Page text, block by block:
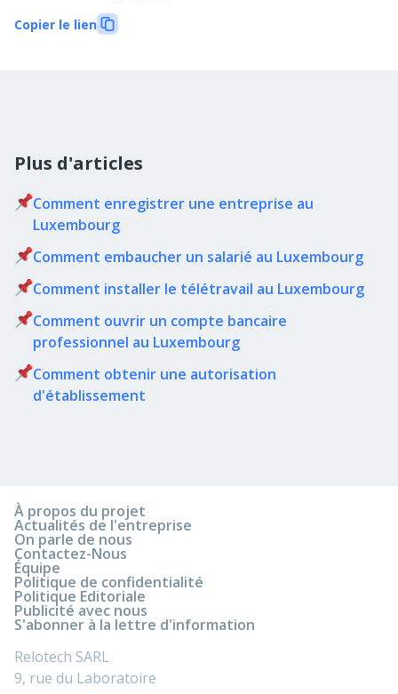
Copier le lien
Plus d'articles
Comment enregistrer une entreprise au
Luxembourg
Comment embaucher un salarié au Luxembourg
Comment installer le télétravail au Luxembourg
Comment ouvrir un compte bancaire
professionnel au Luxembourg
Comment obtenir une autorisation
d'établissement
À propos du projet
Actualités de l'entreprise
On parle de nous
Contactez-Nous
Équipe
Politique de confidentialité
Politique Editoriale
Publicité avec nous
S'abonner à la lettre d'information
Relotech SARL
9, rue du Laboratoire